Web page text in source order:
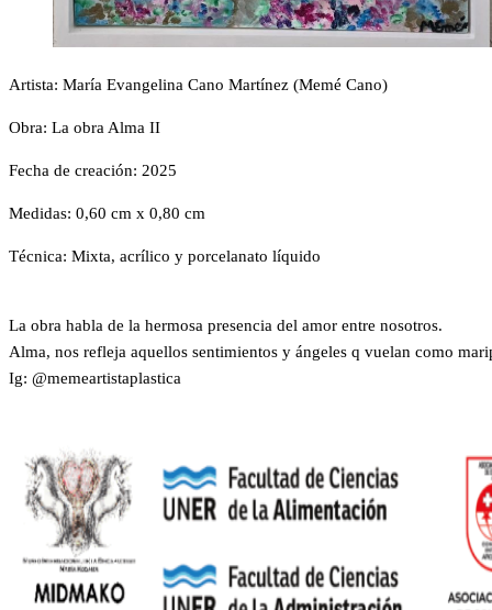
Artista: María Evangelina Cano Martínez (Memé Cano)
Obra: La obra Alma II
Fecha de creación: 2025
Medidas: 0,60 cm x 0,80 cm
Técnica: Mixta, acrílico y porcelanato líquido
La obra habla de la hermosa presencia del amor entre nosotros.
Alma, nos refleja aquellos sentimientos y ángeles q vuelan como
Ig: @memeartistaplastica